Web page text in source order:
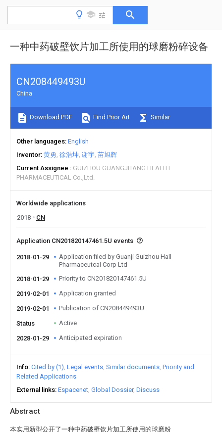
一种中药破壁饮片加工所使用的球磨粉碎设备
Abstract
本实用新型公开了一种中药破壁饮片加工所使用的球磨粉
CN208449493U
China
Download PDF Find Prior Art Similar
Other languages English
Inventor 黄勇 徐浩坤 谢宇 苗旭辉
Current Assignee
GUIZHOU GUANGJITANG HEALTH
PHARMACEUTICAL Co.,Ltd.
Worldwide applications
2018
CN
Application CN201820147461.5U events
2018-01-29
Application filed by Guanji Guizhou Hall
Pharmaceutcal Corp Ltd
2018-01-29
Priority to CN201820147461.5U
2019-02-01 Application granted
2019-02-01 Publication of CN208449493U
Status Active
2028-01-29 Anticipated expiration
Info Cited by (1) Legal events Similar documents Priority and
Related Applications
External links Espacenet Global Dossier Discuss